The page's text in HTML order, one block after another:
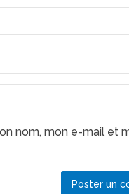
nom, mon e-mail et